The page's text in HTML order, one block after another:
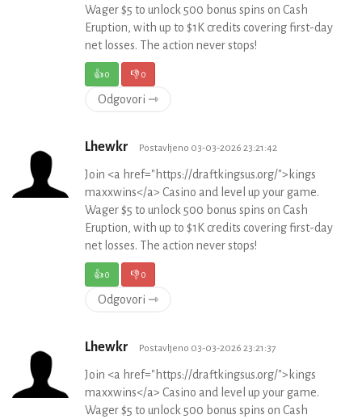
Wager $5 to unlock 500 bonus spins on Cash
Eruption, with up to $1K credits covering first-day
net losses. The action never stops!
👍0 👎0
Odgovori ⇾
Lhewkr Postavljeno 03-03-2026 23:21:42
Join <a href="https://draftkingsus.org/">kings
maxxwins</a> Casino and level up your game.
Wager $5 to unlock 500 bonus spins on Cash
Eruption, with up to $1K credits covering first-day
net losses. The action never stops!
👍0 👎0
Odgovori ⇾
Lhewkr Postavljeno 03-03-2026 23:21:37
Join <a href="https://draftkingsus.org/">kings
maxxwins</a> Casino and level up your game.
Wager $5 to unlock 500 bonus spins on Cash